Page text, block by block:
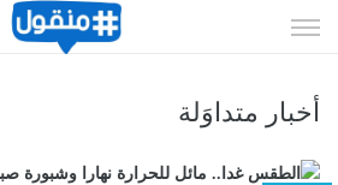
الى
أخبار متداوَلة